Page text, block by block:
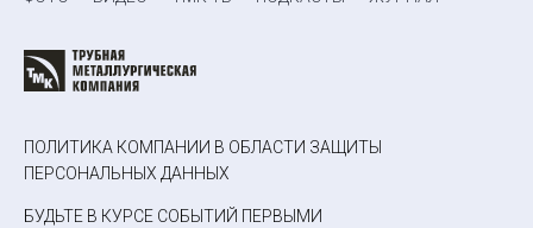
ПОЛИТИКА КОМПАНИИ В ОБЛАСТИ ЗАЩИТЫ
ПЕРСОНАЛЬНЫХ ДАННЫХ
БУДЬТЕ В КУРСЕ СОБЫТИЙ ПЕРВЫМИ